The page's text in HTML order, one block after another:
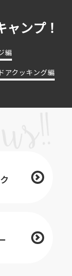
ンプ！
編
アクッキング編